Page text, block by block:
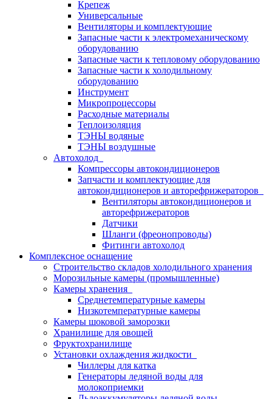
Крепеж
Универсальные
Вентиляторы и комплектующие
Запасные части к электромеханическому
оборудованию
Запасные части к тепловому оборудованию
Запасные части к холодильному
оборудованию
Инструмент
Микропроцессоры
Расходные материалы
Теплоизоляция
ТЭНЫ водяные
ТЭНЫ воздушные
Автохолод
Компрессоры автокондиционеров
Запчасти и комплектующие для
автокондиционеров и авторефрижераторов
Вентиляторы автокондиционеров и
авторефрижераторов
Датчики
Шланги (фреонопроводы)
Фитинги автохолод
Комплексное оснащение
Строительство складов холодильного хранения
Морозильные камеры (промышленные)
Камеры хранения
Среднетемпературные камеры
Низкотемпературные камеры
Камеры шоковой заморозки
Хранилище для овощей
Фруктохранилище
Установки охлаждения жидкости
Чиллеры для катка
Генераторы ледяной воды для
молокоприемки